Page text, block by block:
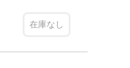
在庫なし